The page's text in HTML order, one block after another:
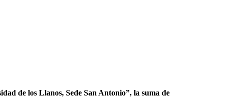
de los Llanos, Sede San Antonio”, la suma de